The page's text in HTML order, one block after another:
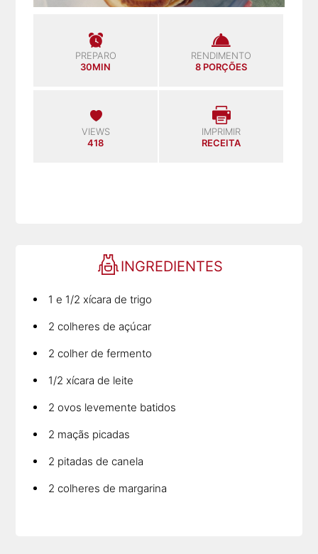
PREPARO
30MIN
RENDIMENTO
8 PORÇÕES
VIEWS
418
IMPRIMIR
RECEITA
INGREDIENTES
1 e 1/2 xícara de trigo
2 colheres de açúcar
2 colher de fermento
1/2 xícara de leite
2 ovos levemente batidos
2 maçãs picadas
2 pitadas de canela
2 colheres de margarina